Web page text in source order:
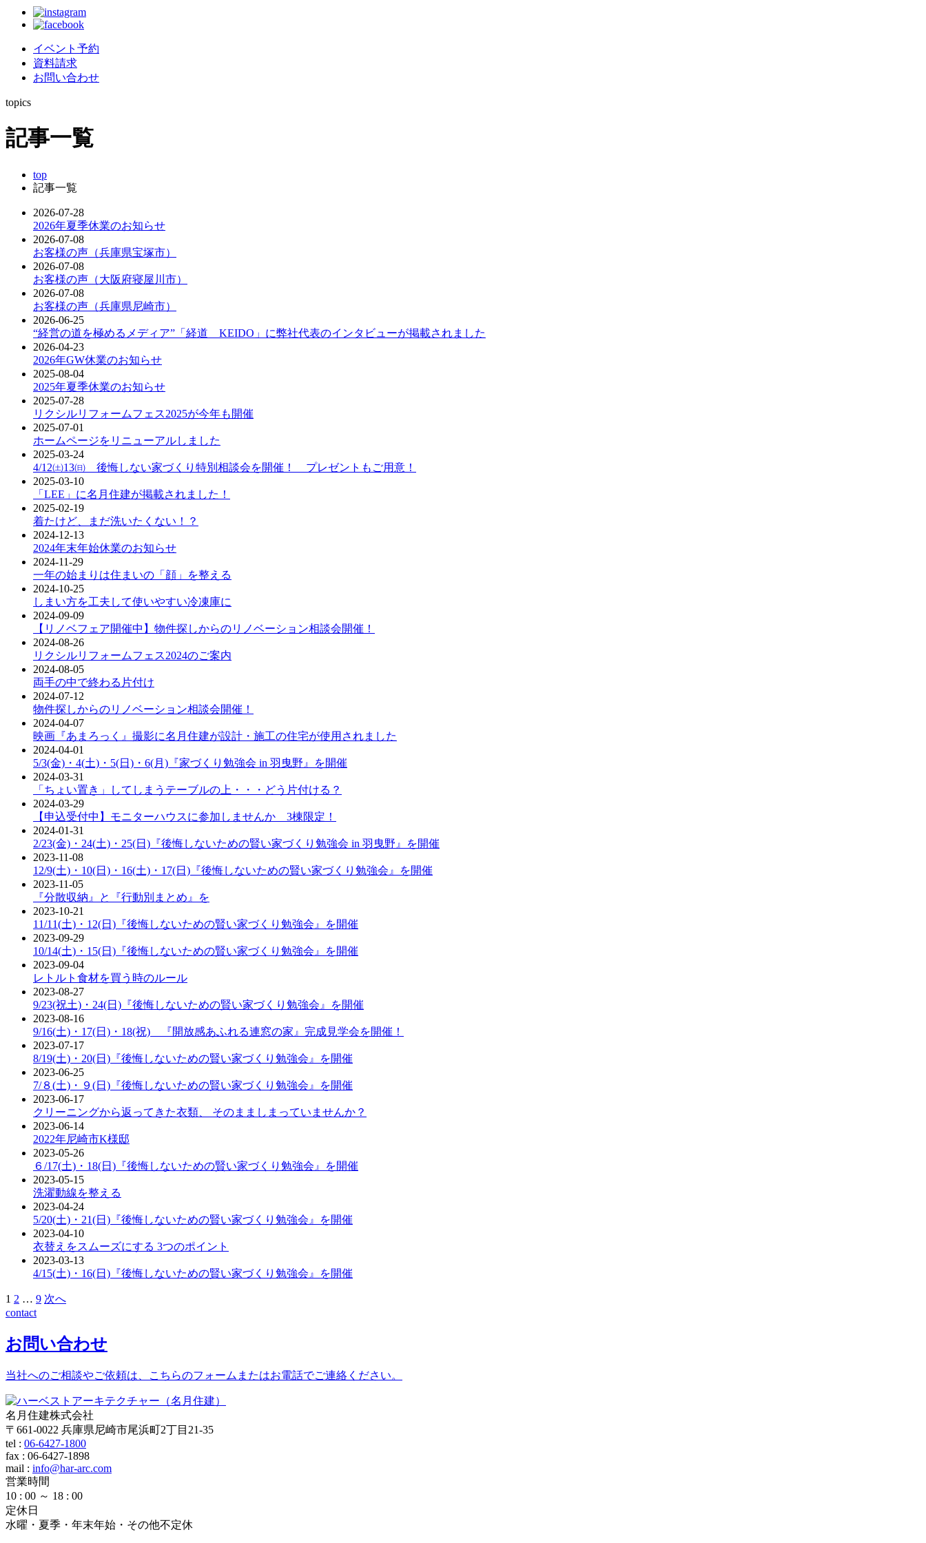
イベント予約
資料請求
お問い合わせ
topics
記事一覧
top
記事一覧
2026-07-28
2026年夏季休業のお知らせ
2026-07-08
お客様の声（兵庫県宝塚市）
2026-07-08
お客様の声（大阪府寝屋川市）
2026-07-08
お客様の声（兵庫県尼崎市）
2026-06-25
“経営の道を極めるメディア”「経道 KEIDO」に弊社代表のインタビューが掲載されました
2026-04-23
2026年GW休業のお知らせ
2025-08-04
2025年夏季休業のお知らせ
2025-07-28
リクシルリフォームフェス2025が今年も開催
2025-07-01
ホームページをリニューアルしました
2025-03-24
4/12㈯13㈰ 後悔しない家づくり特別相談会を開催！ プレゼントもご用意！
2025-03-10
「LEE」に名月住建が掲載されました！
2025-02-19
着たけど、まだ洗いたくない！？
2024-12-13
2024年末年始休業のお知らせ
2024-11-29
一年の始まりは住まいの「顔」を整える
2024-10-25
しまい方を工夫して使いやすい冷凍庫に
2024-09-09
【リノベフェア開催中】物件探しからのリノベーション相談会開催！
2024-08-26
リクシルリフォームフェス2024のご案内
2024-08-05
両手の中で終わる片付け
2024-07-12
物件探しからのリノベーション相談会開催！
2024-04-07
映画『あまろっく』撮影に名月住建が設計・施工の住宅が使用されました
2024-04-01
5/3(金)・4(土)・5(日)・6(月)『家づくり勉強会 in 羽曳野』を開催
2024-03-31
「ちょい置き」してしまうテーブルの上・・・どう片付ける？
2024-03-29
【申込受付中】モニターハウスに参加しませんか 3棟限定！
2024-01-31
2/23(金)・24(土)・25(日)『後悔しないための賢い家づくり勉強会 in 羽曳野』を開催
2023-11-08
12/9(土)・10(日)・16(土)・17(日)『後悔しないための賢い家づくり勉強会』を開催
2023-11-05
『分散収納』と『行動別まとめ』を
2023-10-21
11/11(土)・12(日)『後悔しないための賢い家づくり勉強会』を開催
2023-09-29
10/14(土)・15(日)『後悔しないための賢い家づくり勉強会』を開催
2023-09-04
レトルト食材を買う時のルール
2023-08-27
9/23(祝土)・24(日)『後悔しないための賢い家づくり勉強会』を開催
2023-08-16
9/16(土)・17(日)・18(祝) 『開放感あふれる連窓の家』完成見学会を開催！
2023-07-17
8/19(土)・20(日)『後悔しないための賢い家づくり勉強会』を開催
2023-06-25
7/８(土)・９(日)『後悔しないための賢い家づくり勉強会』を開催
2023-06-17
クリーニングから返ってきた衣類、 そのまましまっていませんか？
2023-06-14
2022年尼崎市K様邸
2023-05-26
６/17(土)・18(日)『後悔しないための賢い家づくり勉強会』を開催
2023-05-15
洗濯動線を整える
2023-04-24
5/20(土)・21(日)『後悔しないための賢い家づくり勉強会』を開催
2023-04-10
衣替えをスムーズにする 3つのポイント
2023-03-13
4/15(土)・16(日)『後悔しないための賢い家づくり勉強会』を開催
1 2 … 9 次へ
contact
お問い合わせ
当社へのご相談やご依頼は、こちらのフォームまたはお電話でご連絡ください。
名月住建株式会社
〒661-0022 兵庫県尼崎市尾浜町2丁目21-35
tel : 06-6427-1800
fax : 06-6427-1898
mail : info@har-arc.com
営業時間
10 : 00 ～ 18 : 00
定休日
水曜・夏季・年末年始・その他不定休